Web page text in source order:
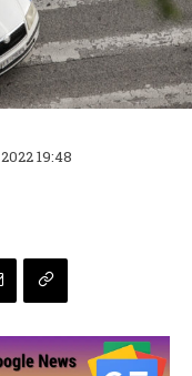
19:48